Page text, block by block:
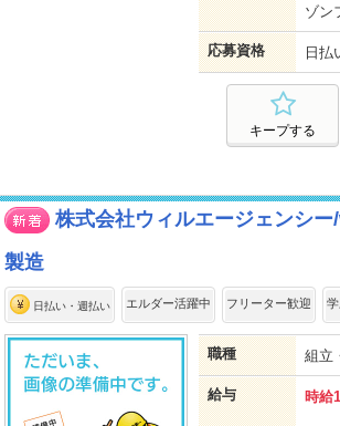
ゾン
応募資格 日払
キープする
株式会社ウィルエージェンシ
製造
日払い・週払い エルダー活躍中 フリーター歓迎
職種 組立
給与 時給